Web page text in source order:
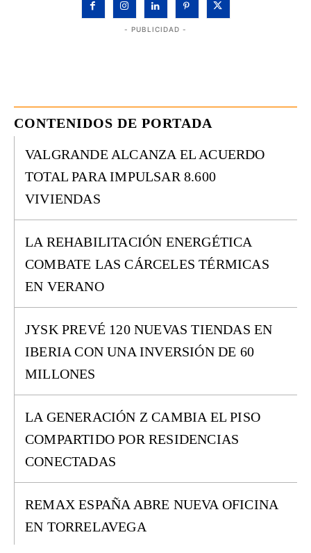
- PUBLICIDAD -
CONTENIDOS DE PORTADA
VALGRANDE ALCANZA EL ACUERDO
TOTAL PARA IMPULSAR 8.600
VIVIENDAS
LA REHABILITACIÓN ENERGÉTICA
COMBATE LAS CÁRCELES TÉRMICAS
EN VERANO
JYSK PREVÉ 120 NUEVAS TIENDAS EN
IBERIA CON UNA INVERSIÓN DE 60
MILLONES
LA GENERACIÓN Z CAMBIA EL PISO
COMPARTIDO POR RESIDENCIAS
CONECTADAS
REMAX ESPAÑA ABRE NUEVA OFICINA
EN TORRELAVEGA